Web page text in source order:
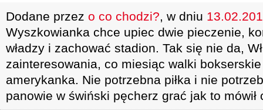
Dodane przez o co chodzi?, w dniu
Wyszkowianka chce upiec dwie pieczenie,
władzy i zachować stadion. Tak się nie da,
zainteresowania, co miesiąc walki
amerykanka. Nie potrzebna piłka i nie
panowie w świński pęcherz grać jak to mówił